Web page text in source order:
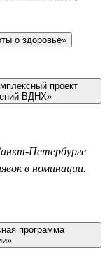
о здоровье»
проект
ВДНХ»
Петербурге
в номинации.
программа